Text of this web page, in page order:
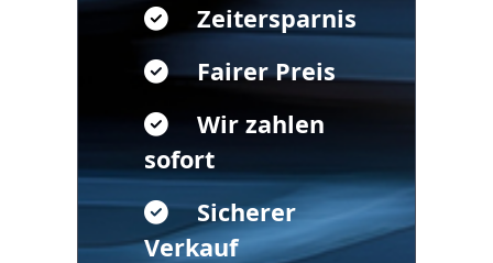
Zeitersparnis
Fairer Preis
Wir zahlen
sofort
Sicherer
Verkauf